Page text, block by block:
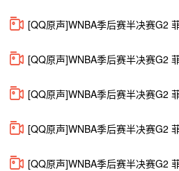
[QQ原声]WNBA季后赛半决赛G2 菲尼克斯
[QQ原声]WNBA季后赛半决赛G2 菲尼克斯
[QQ原声]WNBA季后赛半决赛G2 菲尼克斯
[QQ原声]WNBA季后赛半决赛G2 菲尼克斯
[QQ原声]WNBA季后赛半决赛G2 菲尼克斯